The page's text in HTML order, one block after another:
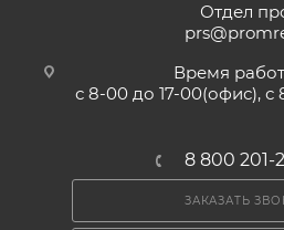
Отдел
Время
с 8-00 до 17-00(офис), с
8 800 201-
ЗАКАЗАТЬ